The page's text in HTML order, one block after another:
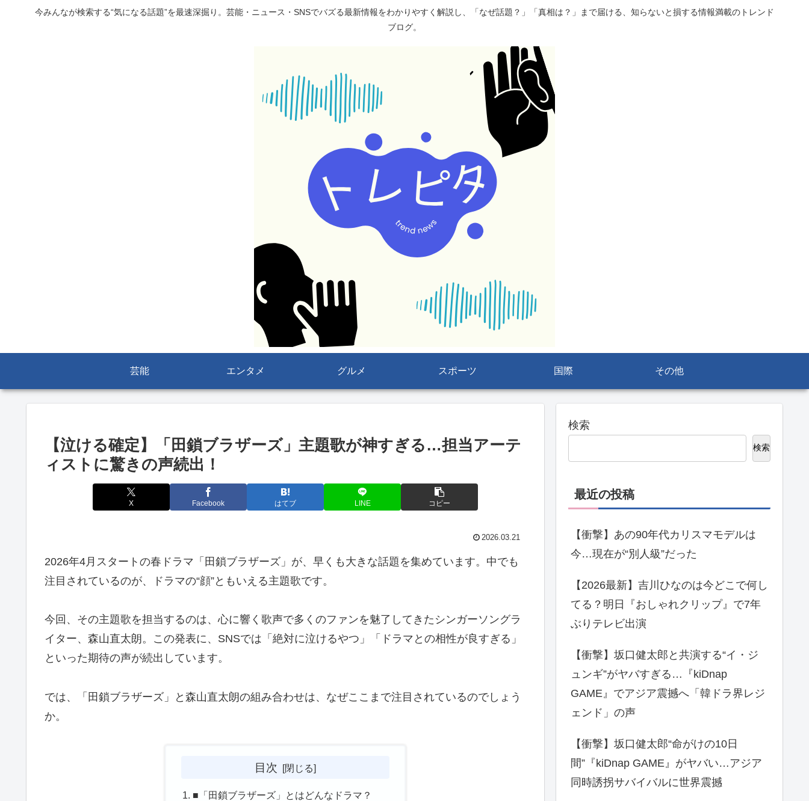
今みんなが検索する“気になる話題”を最速深掘り。芸能・ニュース・SNSでバズる最新情報をわかりやすく解説し、「なぜ話題？」「真相は？」まで届ける、知らないと損する情報満載のトレンド
ブログ。
芸能 エンタメ グルメ スポーツ 国際 その他
【泣ける確定】「田鎖ブラザーズ」主題歌が神すぎる…担当アーテ
ィストに驚きの声続出！
X Facebook はてブ LINE コピー
2026.03.21
2026年4月スタートの春ドラマ「田鎖ブラザーズ」が、早くも大きな話題を集めています。中でも
注目されているのが、ドラマの“顔”ともいえる主題歌です。
今回、その主題歌を担当するのは、心に響く歌声で多くのファンを魅了してきたシンガーソングラ
イター、森山直太朗。この発表に、SNSでは「絶対に泣けるやつ」「ドラマとの相性が良すぎる」
といった期待の声が続出しています。
では、「田鎖ブラザーズ」と森山直太朗の組み合わせは、なぜここまで注目されているのでしょう
か。
目次
■「田鎖ブラザーズ」とはどんなドラマ？
検索
検索
最近の投稿
【衝撃】あの90年代カリスマモデルは
今…現在が“別人級”だった
【2026最新】吉川ひなのは今どこで何し
てる？明日『おしゃれクリップ』で7年
ぶりテレビ出演
【衝撃】坂口健太郎と共演する“イ・ジ
ュンギ”がヤバすぎる…『kiDnap
GAME』でアジア震撼へ「韓ドラ界レジ
ェンド」の声
【衝撃】坂口健太郎“命がけの10日
間”『kiDnap GAME』がヤバい…アジア
同時誘拐サバイバルに世界震撼